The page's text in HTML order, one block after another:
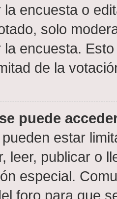
la encuesta o
solo
la encuesta.
de la
puede
estar
leer, publicar o
especial.
foro para que